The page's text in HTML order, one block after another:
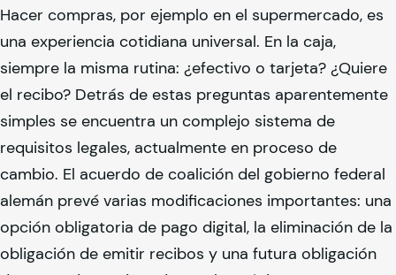
Hacer compras, por ejemplo en el supermercado, es
una experiencia cotidiana universal. En la caja,
siempre la misma rutina: ¿efectivo o tarjeta? ¿Quiere
el recibo? Detrás de estas preguntas aparentemente
simples se encuentra un complejo sistema de
requisitos legales, actualmente en proceso de
cambio. El acuerdo de coalición del gobierno federal
alemán prevé varias modificaciones importantes: una
opción obligatoria de pago digital, la eliminación de la
obligación de emitir recibos y una futura obligación